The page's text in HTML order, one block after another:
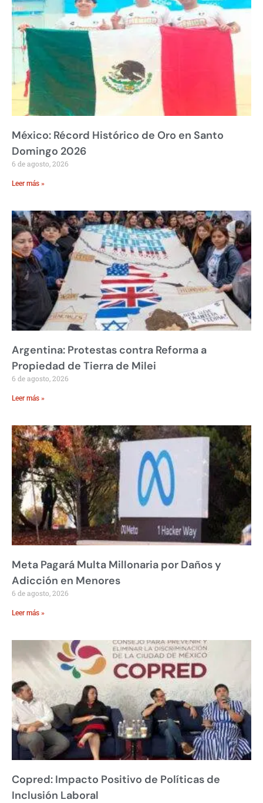
México: Récord Histórico de Oro en Santo
Domingo 2026
6 de agosto, 2026
Leer más »
Argentina: Protestas contra Reforma a
Propiedad de Tierra de Milei
6 de agosto, 2026
Leer más »
Meta Pagará Multa Millonaria por Daños y
Adicción en Menores
6 de agosto, 2026
Leer más »
Copred: Impacto Positivo de Políticas de
Inclusión Laboral